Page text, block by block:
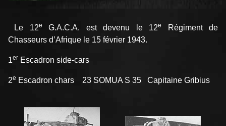
Le 12e G.A.C.A. est devenu le 12e
Régiment de
Chasseurs d’Afrique le 15 février 1943.
1er Escadron side-cars
2e Escadron chars 23 SOMUA S 35 Capitaine Gribius